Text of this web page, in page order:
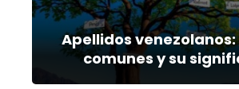
Apellidos venezolanos:
comunes y su